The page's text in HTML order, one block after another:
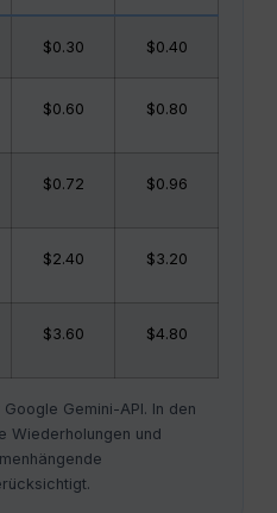
$0.30 $0.40
$0.60 $0.80
$0.72 $0.96
$2.40 $3.20
$3.60 $4.80
Gemini-API. In den
Wiederholungen und